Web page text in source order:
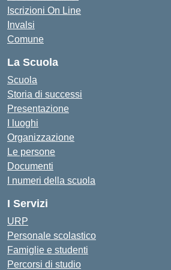
Iscrizioni On Line
Invalsi
Comune
La Scuola
Scuola
Storia di successi
Presentazione
I luoghi
Organizzazione
Le persone
Documenti
I numeri della scuola
I Servizi
URP
Personale scolastico
Famiglie e studenti
Percorsi di studio